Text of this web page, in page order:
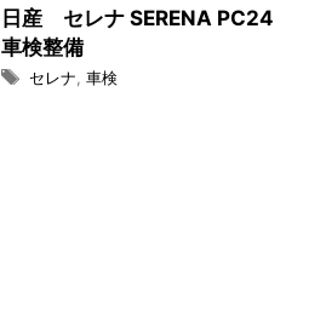
日産 セレナ SERENA PC24
車検整備
セレナ 車検